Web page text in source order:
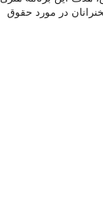
در مورد حقوق